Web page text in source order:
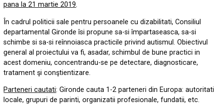
pana la21 martie 2019.
În cadrul politicii sale pentru persoanele cu dizabilitati, Consiliul
departamental Gironde îsi propune sa-si împartaseasca, sa-si
schimbe si sa-si reînnoiasca practicile privind autismul. Obiectivul
general al proiectului va fi, asadar, schimbul de bune practici in
acest domeniu, concentrandu-se pe detectare, diagnosticare,
tratament şi conştientizare.
Parteneri cautati: Gironde cauta 1-2 parteneri din Europa: autoritati
locale, grupuri de parinti, organizatii profesionale, fundatii, etc.